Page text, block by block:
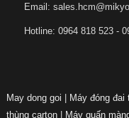
Email:
Hotline: 0964 818 523 -
May dong goi | Máy đóng đai
thùng carton| Máy quấn